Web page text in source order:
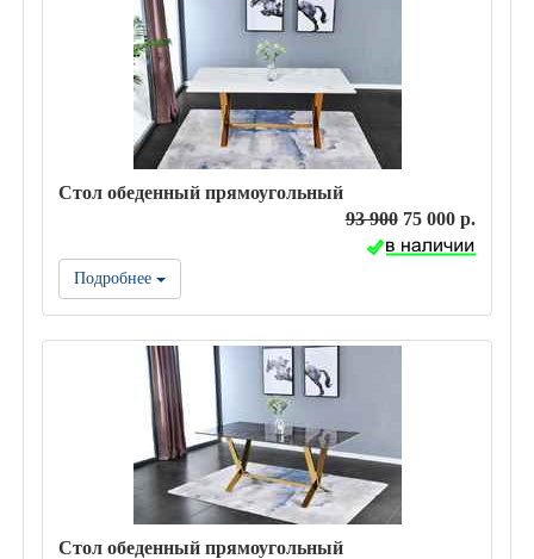
Стол обеденный прямоугольный
93 90075 000 р.
Подробнее
Стол обеденный прямоугольный